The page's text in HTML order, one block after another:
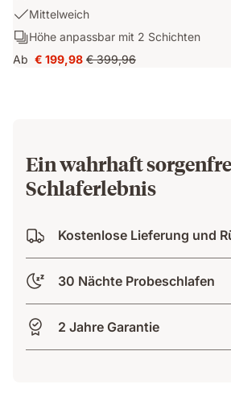
Kühlend
&
Atmungsaktiv
dank
USP
1:
Mittelweich
Mittelweich
Schichten:
Höhe
anpassbar
Höhe anpassbar mit 2 Schichten
Ab
Preis
€ 199,98 Ursprünglicher
€ 399,96
Ein wahrhaft
Schlaferlebnis
Kostenlose Lieferung und
30 Nächte Probeschlafen
2 Jahre Garantie